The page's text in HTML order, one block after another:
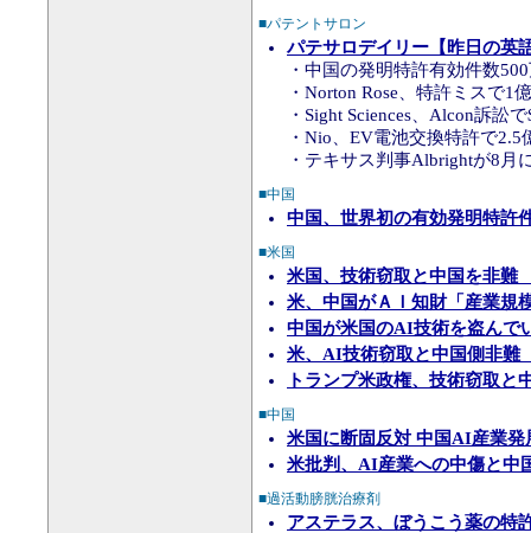
■パテントサロン
パテサロデイリー【昨日の英
・中国の発明特許有効件数
・Norton Rose、特許ミスで1
・Sight Sciences、Alcon訴訟
・Nio、EV電池交換特許で2.5
・テキサス判事Albrightが8
■中国
中国、世界初の有効発明特許
■米国
米国、技術窃取と中国を非
米、中国がＡＩ知財「産業
中国が米国のAI技術を盗んで
米、AI技術窃取と中国側非
トランプ米政権、技術窃取
■中国
米国に断固反対 中国AI産業
米批判、AI産業への中傷と中
■過活動膀胱治療剤
アステラス、ぼうこう薬の